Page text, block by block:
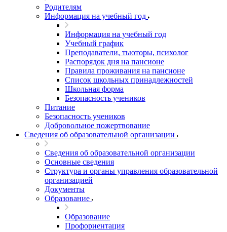
Родителям
Информация на учебный год
Информация на учебный год
Учебный график
Преподаватели, тьюторы, психолог
Распорядок дня на пансионе
Правила проживания на пансионе
Список школьных принадлежностей
Школьная форма
Безопасность учеников
Питание
Безопасность учеников
Добровольное пожертвование
Сведения об образовательной организации
Сведения об образовательной организации
Основные сведения
Структура и органы управления образовательной
организацией
Документы
Образование
Образование
Профориентация